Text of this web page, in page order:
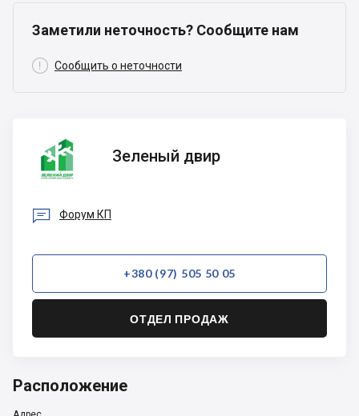
Заметили неточность? Сообщите нам
 Сообщить о неточности
Зеленый
двир
Зеленый двир
 Форум КП
+380 (97) 505 50 05
ОТДЕЛ ПРОДАЖ
Расположение